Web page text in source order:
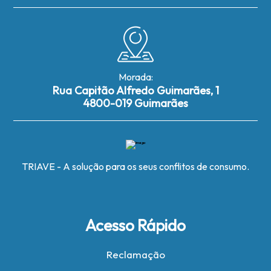
Morada:
Rua Capitão Alfredo Guimarães, 1
4800-019 Guimarães
TRIAVE - A solução para os seus conflitos de consumo.
Acesso Rápido
Reclamação